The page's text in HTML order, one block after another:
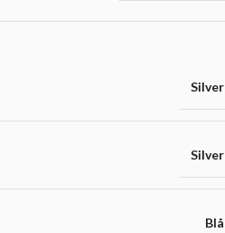
Silver
Silver
Blå